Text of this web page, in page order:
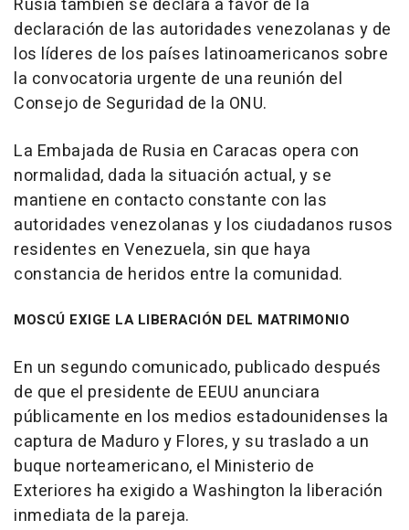
Rusia también se declara a favor de la
declaración de las autoridades venezolanas y de
los líderes de los países latinoamericanos sobre
la convocatoria urgente de una reunión del
Consejo de Seguridad de la ONU.
La Embajada de Rusia en Caracas opera con
normalidad, dada la situación actual, y se
mantiene en contacto constante con las
autoridades venezolanas y los ciudadanos rusos
residentes en Venezuela, sin que haya
constancia de heridos entre la comunidad.
MOSCÚ EXIGE LA LIBERACIÓN DEL MATRIMONIO
En un segundo comunicado, publicado después
de que el presidente de EEUU anunciara
públicamente en los medios estadounidenses la
captura de Maduro y Flores, y su traslado a un
buque norteamericano, el Ministerio de
Exteriores ha exigido a Washington la liberación
inmediata de la pareja.